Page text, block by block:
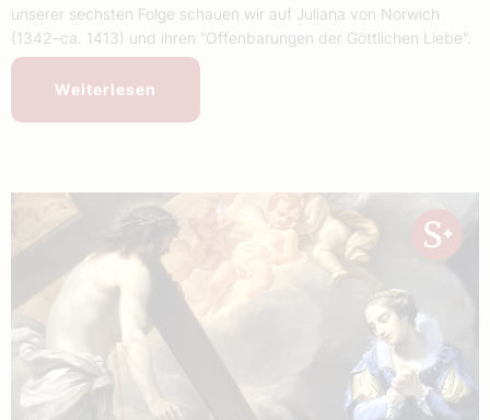
unserer sechsten Folge schauen wir auf Juliana von Norwich
(1342–ca. 1413) und ihren "Offenbarungen der Göttlichen Liebe".
Weiterlesen